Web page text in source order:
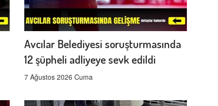
Avcılar Belediyesi soruşturmasında
12 şüpheli adliyeye sevk edildi
7 Ağustos 2026 Cuma